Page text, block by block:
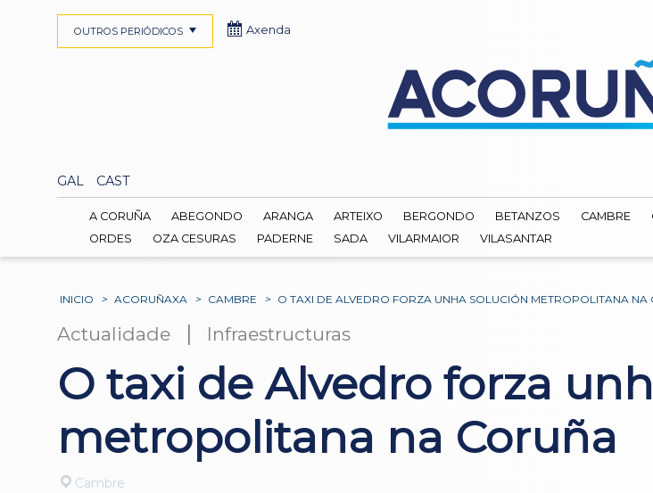
GAL CAST
OUTROS PERIÓDICOS Axenda
A CORUÑA ABEGONDO ARANGA ARTEIXO BERGONDO BETANZOS CAMBRE
ORDES
OZA CESURAS PADERNE SADA VILARMAIOR VILASANTAR
INICIO > ACORUÑAXA > CAMBRE > O TAXI DE ALVEDRO FORZA UNHA SOLUCIÓN METROPOLITANA NA
Actualidade | Infraestructuras
O taxi de Alvedro forza
metropolitana na Coruña
Cambre